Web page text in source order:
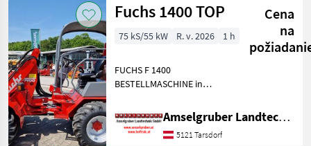
Fuchs 1400 TOP
Cena
na
75 kS/55 kW R. v. 2026 1 h
FUCHS F 1400
BESTELLMASCHINE in
-75 PS 4 Zylinder
Baumaschinenmotor -
Euroaufnahme -
Amselgruber Landtechnik GmbH
5121 Tarsdorf